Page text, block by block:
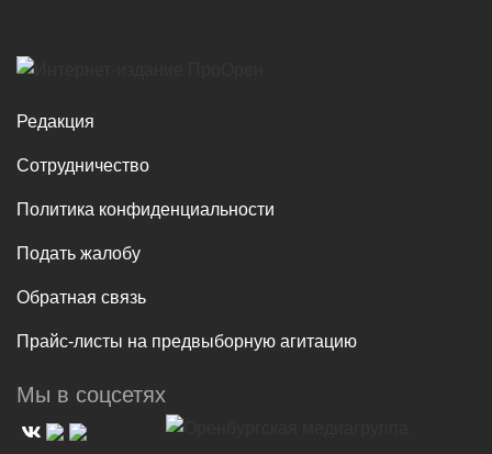
Редакция
Сотрудничество
Политика конфиденциальности
Подать жалобу
Обратная связь
Прайс-листы на предвыборную агитацию
Мы в соцсетях